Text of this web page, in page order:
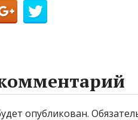
опубликован.